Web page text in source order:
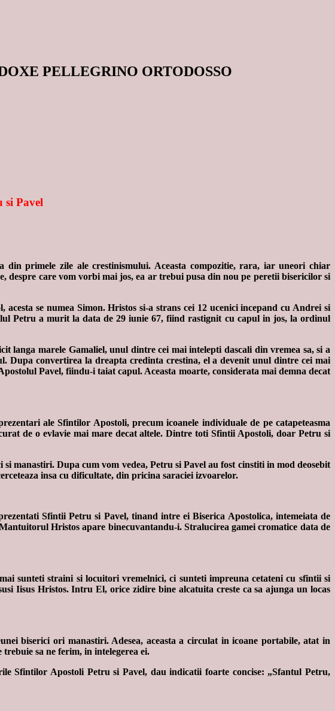
PELLEGRINO ORTODOSSO
si Pavel
primele zile ale crestinismului. Aceasta compozitie, rara, iar uneori chiar
despre care vom vorbi mai jos, ea ar trebui pusa din nou pe peretii bisericilor si
se numea Simon. Hristos si-a strans cei 12 ucenici incepand cu Andrei si
Petru a murit la data de 29 iunie 67, fiind rastignit cu capul in jos, la ordinul
langa marele Gamaliel, unul dintre cei mai intelepti dascali din vremea sa, si a
Dupa convertirea la dreapta credinta crestina, el a devenit unul dintre cei mai
Pavel, fiindu-i taiat capul. Aceasta moarte, considerata mai demna decat
ale Sfintilor Apostoli, precum icoanele individuale de pe catapeteasma
de o evlavie mai mare decat altele. Dintre toti Sfintii Apostoli, doar Petru si
manastiri. Dupa cum vom vedea, Petru si Pavel au fost cinstiti in mod deosebit
insa cu dificultate, din pricina saraciei izvoarelor.
Sfintii Petru si Pavel, tinand intre ei Biserica Apostolica, intemeiata de
Hristos apare binecuvantandu-i. Stralucirea gamei cromatice data de
sunteti straini si locuitori vremelnici, ci sunteti impreuna cetateni cu sfintii si
Iisus Hristos. Intru El, orice zidire bine alcatuita creste ca sa ajunga un locas
biserici ori manastiri. Adesea, aceasta a circulat in icoane portabile, atat in
trebuie sa ne ferim, in intelegerea ei.
Sfintilor Apostoli Petru si Pavel, dau indicatii foarte concise: „Sfantul Petru,